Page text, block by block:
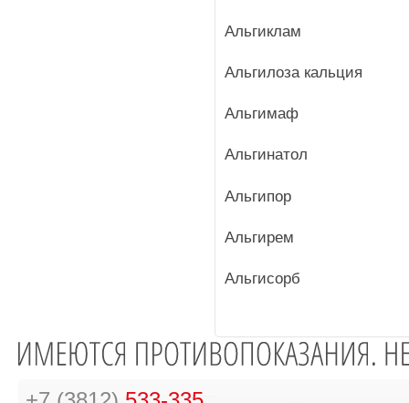
Альгиклам
Альгилоза кальция
Альгимаф
Альгинатол
Альгипор
Альгирем
Альгисорб